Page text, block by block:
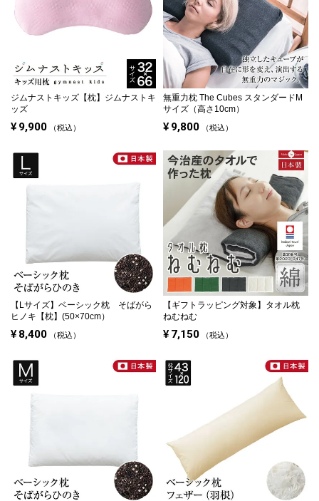
ジムナストキッズ【枕】ジムナストキ
ッズ
¥ 9,900 税込
無重力枕 The Cubes スタンダードM
サイズ（高さ10cm）
¥ 9,800 税込
【Lサイズ】 ベーシック枕 そばがら
ヒノキ【枕】(50×70cm）
¥ 8,400 税込
【ギフトラッピング対象】 タオル枕
ねむねむ
¥ 7,150 税込